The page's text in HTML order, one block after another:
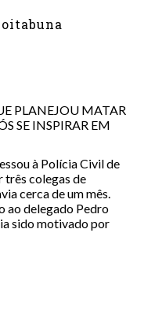
PLANEJOU MATAR
SE INSPIRAR EM
à Polícia Civil de
três colegas de
cerca de um mês.
ao delegado Pedro
sido motivado por